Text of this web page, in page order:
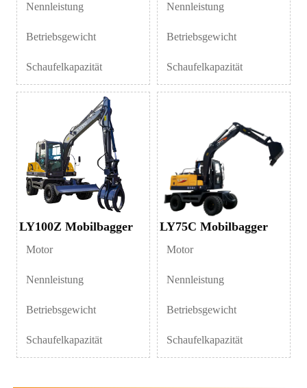
Nennleistung
Betriebsgewicht
Schaufelkapazität
Nennleistung
Betriebsgewicht
Schaufelkapazität
LY100Z Mobilbagger
Motor
Nennleistung
Betriebsgewicht
Schaufelkapazität
LY75C Mobilbagger
Motor
Nennleistung
Betriebsgewicht
Schaufelkapazität